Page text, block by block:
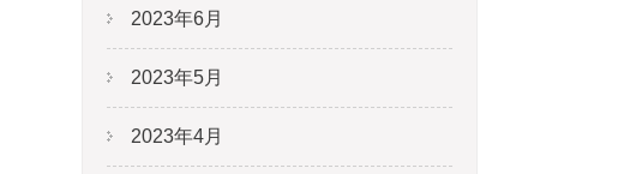
2023年6月
2023年5月
2023年4月